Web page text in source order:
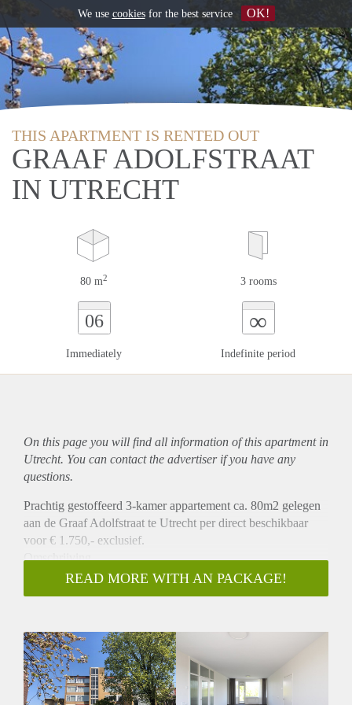
THIS APARTMENT IS RENTED OUT
GRAAF ADOLFSTRAAT
IN UTRECHT
80 m2 3 rooms
06
Immediately
∞
Indefinite period
On this page you will find all information of this apartmentin
Utrecht. You can contact the advertiser if you have any
questions.
Prachtig gestoffeerd 3-kamer appartement ca. 80m2 gelegen
aan de Graaf Adolfstraat te Utrecht per direct beschikbaar
voor € 1.750,- exclusief.
Omschrijving
Dit compleet gerenoveerde appartement is gelegen op de 4e
verdieping van een appartementen complex. Bij binnenkomst
een ruime balkon die is gelegen op het Oosten. Dit balkon
geeft een prachtig uitzicht over het water. Naast de
woonkamer is de nieuwe gesloten keuken gelegen die is v.v.
van alle benodigde inbouwapparatuur. Het appartement heeft
READ MORE WITH AN PACKAGE!
We use cookiesfor the best service OK!